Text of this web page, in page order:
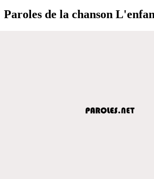
Paroles de la chanson